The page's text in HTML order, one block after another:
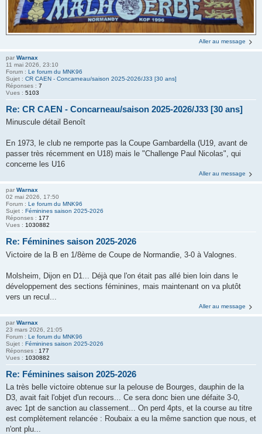
Aller au message
par Warnax
11 mai 2026, 23:10
Forum : Le forum du MNK96
Sujet : CR CAEN - Concarneau/saison 2025-2026/J33 [30 ans]
Réponses : 7
Vues : 5103
Re: CR CAEN - Concarneau/saison 2025-2026/J33 [30 ans]
Minuscule détail Benoît
En 1973, le club ne remporte pas la Coupe Gambardella (U19, avant de
passer très récemment en U18) mais le "Challenge Paul Nicolas", qui
concerne les U16
Aller au message
par Warnax
02 mai 2026, 17:50
Forum : Le forum du MNK96
Sujet : Féminines saison 2025-2026
Réponses : 177
Vues : 1030882
Re: Féminines saison 2025-2026
Victoire de la B en 1/8ème de Coupe de Normandie, 3-0 à Valognes.
Molsheim, Dijon en D1... Déjà que l'on était pas allé bien loin dans le
développement des sections féminines, mais maintenant on va plutôt
vers un recul...
Aller au message
par Warnax
23 mars 2026, 21:05
Forum : Le forum du MNK96
Sujet : Féminines saison 2025-2026
Réponses : 177
Vues : 1030882
Re: Féminines saison 2025-2026
La très belle victoire obtenue sur la pelouse de Bourges, dauphin de la
D3, avait fait l'objet d'un recours... Ce sera donc bien une défaite 3-0,
avec 1pt de sanction au classement... On perd 4pts, et la course au titre
est complètement relancée : Roubaix a eu la même sanction que nous, et
n'ont plu...